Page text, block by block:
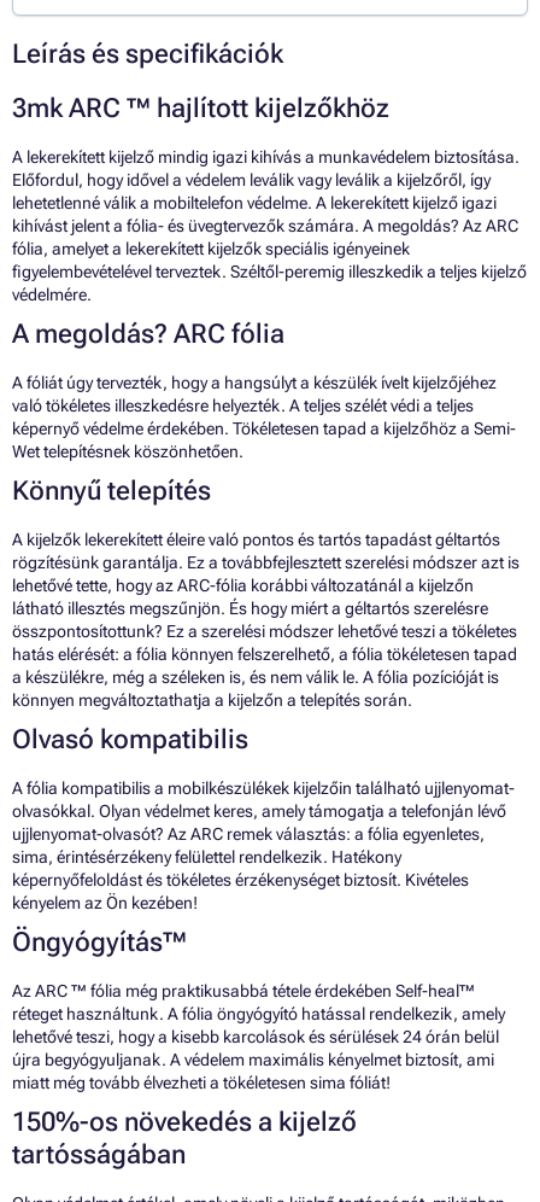
Leírás és specifikációk
3mk ARC ™ hajlított kijelzőkhöz
A lekerekített kijelző mindig igazi kihívás a munkavédelem biztosítása.
Előfordul, hogy idővel a védelem leválik vagy leválik a kijelzőről, így
lehetetlenné válik a mobiltelefon védelme. A lekerekített kijelző igazi
kihívást jelent a fólia- és üvegtervezők számára. A megoldás? Az ARC
fólia, amelyet a lekerekített kijelzők speciális igényeinek
figyelembevételével terveztek. Széltől-peremig illeszkedik a teljes kijelző
védelmére.
A megoldás? ARC fólia
A fóliát úgy tervezték, hogy a hangsúlyt a készülék ívelt kijelzőjéhez
való tökéletes illeszkedésre helyezték. A teljes szélét védi a teljes
képernyő védelme érdekében. Tökéletesen tapad a kijelzőhöz a Semi-
Wet telepítésnek köszönhetően.
Könnyű telepítés
A kijelzők lekerekített éleire való pontos és tartós tapadást géltartós
rögzítésünk garantálja. Ez a továbbfejlesztett szerelési módszer azt is
lehetővé tette, hogy az ARC-fólia korábbi változatánál a kijelzőn
látható illesztés megszűnjön. És hogy miért a géltartós szerelésre
összpontosítottunk? Ez a szerelési módszer lehetővé teszi a tökéletes
hatás elérését: a fólia könnyen felszerelhető, a fólia tökéletesen tapad
a készülékre, még a széleken is, és nem válik le. A fólia pozícióját is
könnyen megváltoztathatja a kijelzőn a telepítés során.
Olvasó kompatibilis
A fólia kompatibilis a mobilkészülékek kijelzőin található ujjlenyomat-
olvasókkal. Olyan védelmet keres, amely támogatja a telefonján lévő
ujjlenyomat-olvasót? Az ARC remek választás: a fólia egyenletes,
sima, érintésérzékeny felülettel rendelkezik. Hatékony
képernyőfeloldást és tökéletes érzékenységet biztosít. Kivételes
kényelem az Ön kezében!
Öngyógyítás™
Az ARC ™ fólia még praktikusabbá tétele érdekében Self-heal™
réteget használtunk. A fólia öngyógyító hatással rendelkezik, amely
lehetővé teszi, hogy a kisebb karcolások és sérülések 24 órán belül
újra begyógyuljanak. A védelem maximális kényelmet biztosít, ami
miatt még tovább élvezheti a tökéletesen sima fóliát!
150%-os növekedés a kijelző
tartósságában